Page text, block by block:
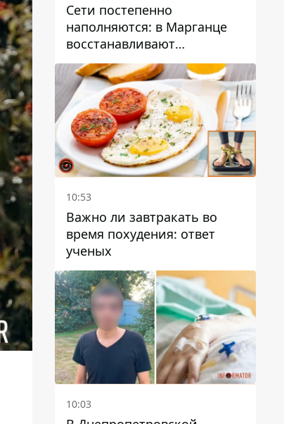
Сети постепенно
наполняются: в Марганце
восстанавливают
водоснабжение
10:53
Важно ли завтракать во
время похудения: ответ
ученых
10:03